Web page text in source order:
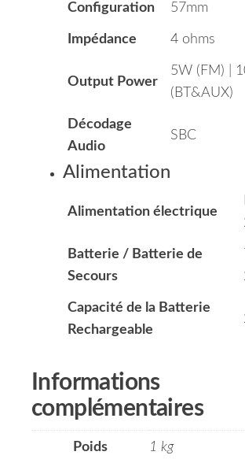
Configuration 57mm
Impédance 4 ohms
Output Power
5W (FM) |
(BT&AUX)
Décodage
Audio
SBC
Alimentation
Alimentation électrique
Batterie / Batterie de
Secours
Capacité de la Batterie
Rechargeable
Informations
complémentaires
Poids 1 kg